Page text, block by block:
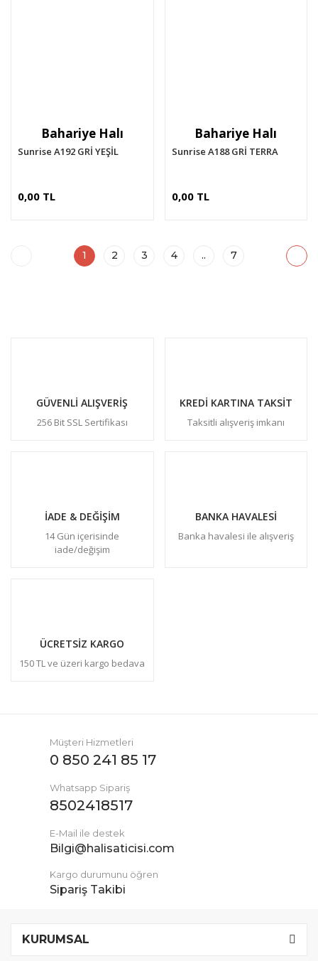
Bahariye Halı
Sunrise A192 GRİ YEŞİL
0,00 TL
Bahariye Halı
Sunrise A188 GRİ TERRA
0,00 TL
1 2 3 4 .. 7
GÜVENLİ ALIŞVERİŞ
256 Bit SSL Sertifikası
KREDİ KARTINA TAKSİT
Taksitli alışveriş imkanı
İADE & DEĞİŞİM
14 Gün içerisinde
iade/değişim
BANKA HAVALESİ
Banka havalesi ile alışveriş
ÜCRETSİZ KARGO
150 TL ve üzeri kargo bedava
Müşteri Hizmetleri
0 850 241 85 17
Whatsapp Sipariş
8502418517
E-Mail ile destek
Bilgi@halisaticisi.com
Kargo durumunu öğren
Sipariş Takibi
KURUMSAL